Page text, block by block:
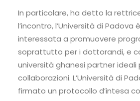
In particolare, ha detto la
l’incontro, l’Università di
interessata a promuovere
soprattutto per i dottorandi, e
università ghanesi partner ideali
collaborazioni. L’Università di
firmato un protocollo d’intesa